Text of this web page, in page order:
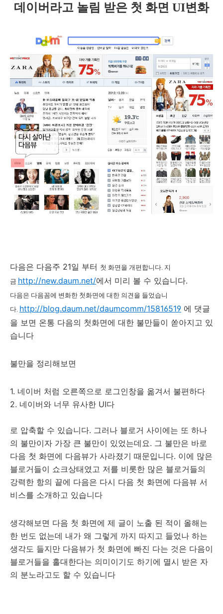
데이버라고 놀림 받은 첫 화면 UI변화
다음은 다음주 21일 부터 첫 화면을 개편합니다. 지
금 http://new.daum.net/에서 미리 볼 수 있습니다.
다음은 다음꼼에 변화한 첫화면에 대한 의견을 들었습니
다. http://blog.daum.net/daumcomm/15816519 에 댓글
을 보면 온통 다음의 첫화면에 대한 불만들이 쏟아지고 있
습니다
불만을 정리해보면
1. 네이버 처럼 오른쪽으로 로그인창을 옮겨서 불편하다
2. 네이버와 너무 유사한 UI다
로 압축할 수 있습니다. 그러나 블로거 사이에는 또 하나
의 불만이자 가장 큰 불만이 있었는데요. 그 불만은 바로
다음 첫 화면에 다음뷰가 사라졌기 때문입니다. 이에 많은
블로거들이 쇼크상태였고 저를 비롯한 많은 블로거들의
강력한 항의 끝에 다음은 다시 다음 첫 화면에 다음뷰 서
비스를 소개하고 있습니다
생각해보면 다음 첫 화면에 제 글이 노출 된 적이 올해는
한 번도 없는데 내가 왜 그렇게 까지 따지고 들었나 하는
생각도 들지만 다음뷰가 첫 화면에 빠진 다는 것은 다음이
블로거들을 홀대한다는 의미이기도 하기에 멸시 받은 자
의 분노라고도 할 수 있습니다